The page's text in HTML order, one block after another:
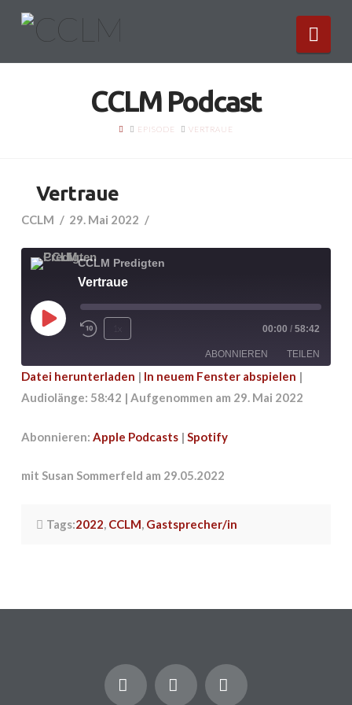
CCLM Podcast
HOMEEPISODE VERTRAUE
Vertraue
CCLM 29. Mai 2022
CCLM Predigten
Vertraue
Play
00:00 / 58:42
ABONNIEREN TEILEN
Apple Podcasts Spotify
TEILEN
Datei herunterladen | In neuem Fenster abspielen |
Audiolänge: 58:42 | Aufgenommen am 29. Mai 2022
Abonnieren: Apple Podcasts| Spotify
mit Susan Sommerfeld am 29.05.2022
Tags:2022 CCLM Gastsprecher/in